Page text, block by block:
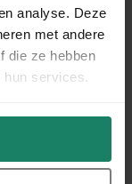
analyse. Deze
met andere
die ze hebben
services.